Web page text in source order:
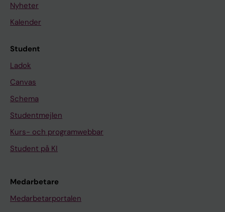
Nyheter
Kalender
Student
Ladok
Canvas
Schema
Studentmejlen
Kurs- och programwebbar
Student på KI
Medarbetare
Medarbetarportalen